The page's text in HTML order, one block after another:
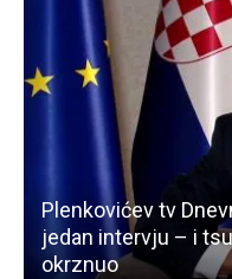
Plenkovićev tv
jedan intervju – i
okrznuo